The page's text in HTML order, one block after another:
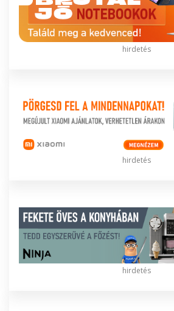
hirdetés
hirdetés
hirdetés